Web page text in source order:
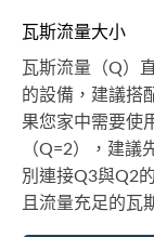
瓦斯流量大小
瓦斯流量（Q）
的設備，建議搭
果您家中需要使
（Q=2），建議
別連接Q3與Q2
且流量充足的瓦